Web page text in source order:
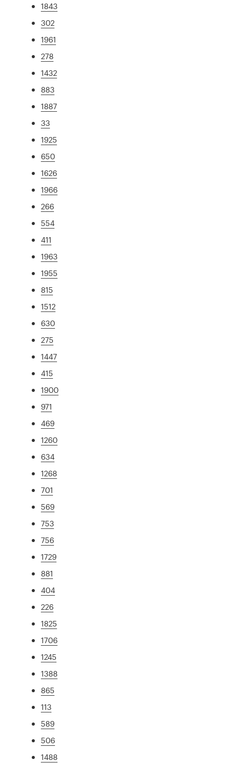
1843
302
1961
278
1432
883
1887
33
1925
650
1626
1966
266
554
411
1963
1955
815
1512
630
275
1447
415
1900
971
469
1260
634
1268
701
569
753
756
1729
881
404
226
1825
1706
1245
1388
865
113
589
506
1488